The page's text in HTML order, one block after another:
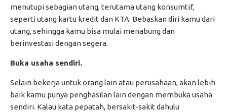
menutupi sebagian utang, terutama utang konsumtif,
seperti utang kartu kredit dan KTA. Bebaskan diri kamu dari
utang, sehingga kamu bisa mulai menabung dan
berinvestasi dengan segera.
Buka usaha sendiri.
Selain bekerja untuk orang lain atau perusahaan, akan lebih
baik kamu punya penghasilan lain dengan membuka usaha
sendiri. Kalau kata pepatah, bersakit-sakit dahulu